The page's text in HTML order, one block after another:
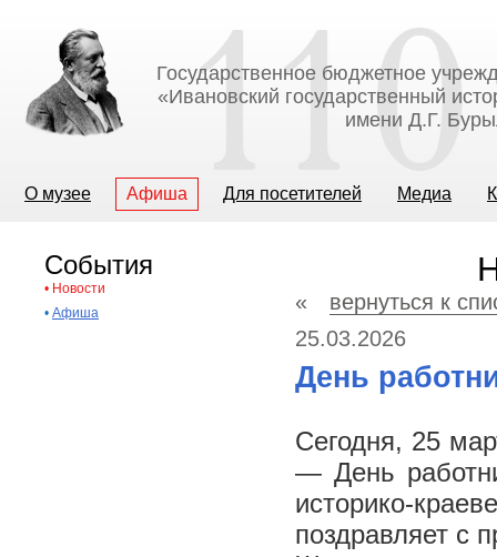
Государственное бюджетное
«Ивановский государственный
имени Д.Г.
О музее Афиша Для посетителей Медиа
События
• Новости
• Афиша « вернуться к
25.03.2026
День
Сегодня, 25
— День
историко-
поздравляет с